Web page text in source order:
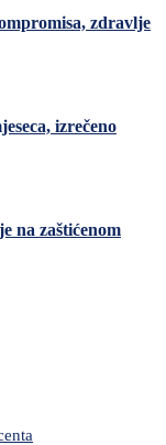
zdravlje
izrečeno
na zaštićenom